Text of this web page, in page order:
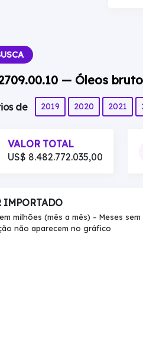
— Óleos
de 2019 2020 2021
VALOR TOTAL
US$ 8.482.772.035,00
IMPORTADO
milhões (mês a mês) – Meses sem
não aparecem no gráfico